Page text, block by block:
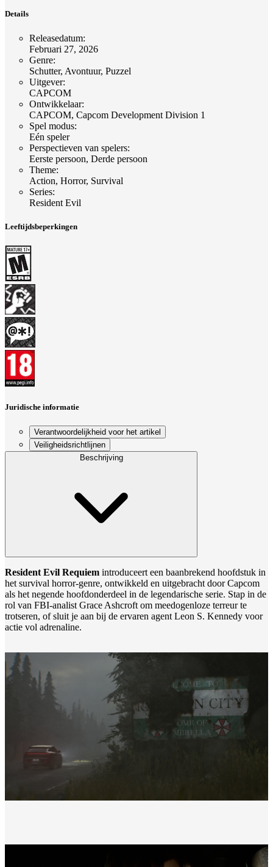
Details
Releasedatum:
Februari 27, 2026
Genre:
Schutter, Avontuur, Puzzel
Uitgever:
CAPCOM
Ontwikkelaar:
CAPCOM, Capcom Development Division 1
Spel modus:
Eén speler
Perspectieven van spelers:
Eerste persoon, Derde persoon
Theme:
Action, Horror, Survival
Series:
Resident Evil
Leeftijdsbeperkingen
Juridische informatie
Verantwoordelijkheid voor het artikel
Veiligheidsrichtlijnen
Beschrijving
Resident Evil Requiem introduceert een baanbrekend hoofdstuk in
het survival horror-genre, ontwikkeld en uitgebracht door Capcom
als het negende hoofdonderdeel in de legendarische serie. Stap in de
rol van FBI-analist Grace Ashcroft om meedogenloze terreur te
trotseren, of sluit je aan bij de ervaren agent Leon S. Kennedy voor
actie vol adrenaline.